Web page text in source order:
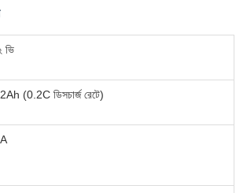
ভি
(0.2C ডিসচার্জ রেটে)